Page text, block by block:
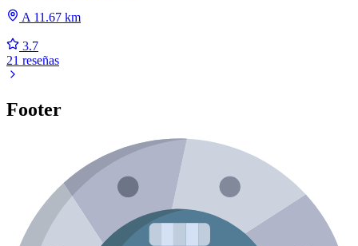
A 11.67 km
3.7
21 reseñas
Footer